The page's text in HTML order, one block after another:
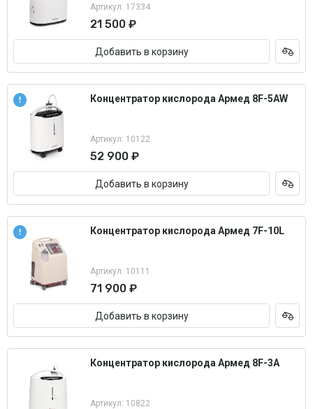
Артикул: 17334
21 500 ₽
Добавить в корзину
Концентратор кислорода Армед 8F-5AW
Артикул: 10122
52 900 ₽
Добавить в корзину
Концентратор кислорода Армед 7F-10L
Артикул: 10111
71 900 ₽
Добавить в корзину
Концентратор кислорода Армед 8F-3A
Артикул: 10822